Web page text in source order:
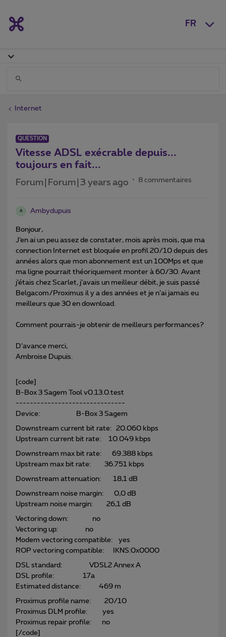
FR
Internet
QUESTION
Vitesse ADSL exécrable depuis...
toujours en fait...
Forum|Forum|3 years ago 8 commentaires
A Ambydupuis
Bonjour,
J’en ai un peu assez de constater, mois après mois, que ma
connection Internet est bloquée en profil 20/10 depuis des
années alors que mon abonnement est un 100Mps et que
ma ligne pourrait théoriquement monter à 60/30. Avant
j’étais chez Scarlet, j’avais un meilleur débit, je suis passé
Belgacom/Proximus il y a des années et je n’ai jamais eu
meilleurs que 30 en download.
Comment pourrais-je obtenir de meilleurs performances?
D’avance merci,
Ambroise Dupuis.
[code]
B-Box 3 Sagem Tool v0.13.0.test
-------------------------------
Device: B-Box 3 Sagem
Downstream current bit rate: 20.060 kbps
Upstream current bit rate: 10.049 kbps
Downstream max bit rate: 69.388 kbps
Upstream max bit rate: 36.751 kbps
Downstream attenuation: 18,1 dB
Downstream noise margin: 0,0 dB
Upstream noise margin: 26,1 dB
Vectoring down: no
Vectoring up: no
Modem vectoring compatible: yes
ROP vectoring compatible: IKNS:0x0000
DSL standard: VDSL2 Annex A
DSL profile: 17a
Estimated distance: 469 m
Proximus profile name: 20/10
Proximus DLM profile: yes
Proximus repair profile: no
[/code]